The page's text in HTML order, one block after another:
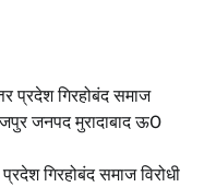
प्रदेश गिरहोबंद समाज
जनपद मुरादाबाद ऊ0
गिरहोबंद समाज विरोधी